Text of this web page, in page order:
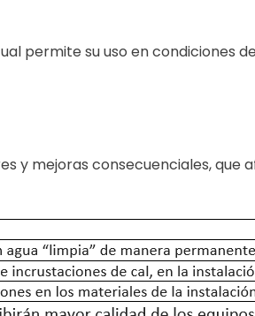
permite su uso en condiciones
y mejoras consecuenciales, que